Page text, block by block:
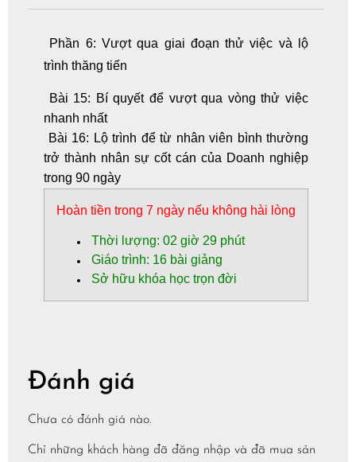
Phần 6: Vượt qua giai đoạn thử việc và lộ
trình thăng tiến
Bài 15: Bí quyết để vượt qua vòng thử việc
nhanh nhất
Bài 16: Lộ trình để từ nhân viên bình thường
trở thành nhân sự cốt cán của Doanh nghiệp
trong 90 ngày
Hoàn tiền trong 7 ngày nếu không hài lòng
Thời lượng: 02 giờ 29 phút
Giáo trình: 16 bài giảng
Sở hữu khóa học trọn đời
Đánh giá
Chưa có đánh giá nào.
Chỉ những khách hàng đã đăng nhập và đã mua sản